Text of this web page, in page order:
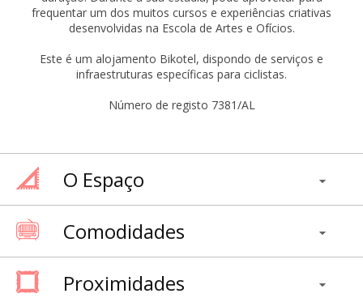
frequentar um dos muitos cursos e experiências criativas
desenvolvidas na Escola de Artes e Ofícios.
Este é um alojamento Bikotel, dispondo de serviços e
infraestruturas específicas para ciclistas.
Número de registo 7381/AL
O Espaço
Comodidades
Proximidades